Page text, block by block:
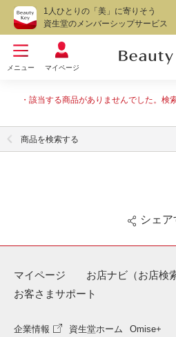
1人ひとりの「美」に寄りそう
資生堂のメンバーシップサービス
メニュー マイページ
該当する商品がありませんでした。検
商品を検索する
シェア
マイページ お店ナビ（お店検
お客さまサポート
企業情報 資生堂ホーム Omise+